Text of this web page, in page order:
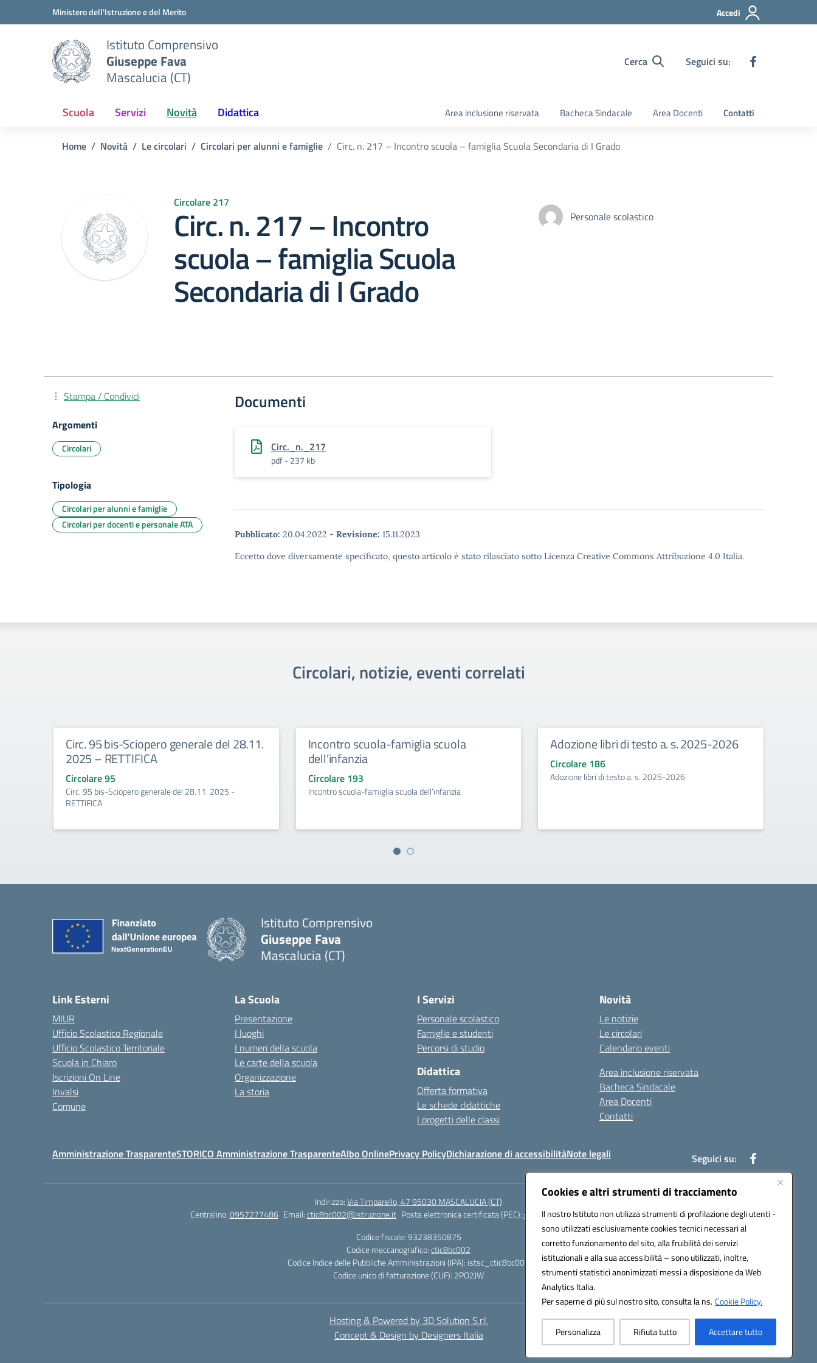
Cookies e altri strumenti di tracciamento
Il nostro Istituto non utilizza strumenti di profilazione degli utenti -
sono utilizzati esclusivamente cookies tecnici necessari al
corretto funzionamento del sito, alla fruibilità dei servizi
istituzionali e alla sua accessibilità – sono utilizzati, inoltre,
strumenti statistici anonimizzati messi a disposizione da Web
Analytics Italia.
Per saperne di più sul nostro sito, consulta la ns.Cookie Policy.
Personalizza Rifiuta tutto Accettare tutto
Vai ai contenuti
Vai al menu di navigazioneMinistero dell'Istruzione e del Merito Accedi
Istituto Comprensivo
Giuseppe Fava
Mascalucia (CT)
Cerca Seguici su:
Scuola Servizi Novità Didattica Area inclusione riservata Bacheca Sindacale Area Docenti Contatti
Home Novità Le circolari Circolari per alunni e famiglie Circ. n. 217 – Incontro scuola – famiglia Scuola Secondaria di I Grado
Circolare 217
Circ. n. 217 – Incontro
scuola – famiglia Scuola
Secondaria di I Grado
Personale scolastico
Documenti
Circ._n._217
pdf - 237 kb
Pubblicato: 20.04.2022 - Revisione: 15.11.2023
Eccetto dove diversamente specificato, questo articolo è stato rilasciato sotto Licenza Creative Commons Attribuzione 4.0 Italia.
Stampa / Condividi
Argomenti
Circolari
Tipologia
Circolari per alunni e famiglie
Circolari per docenti e personale ATA
Circolari, notizie, eventi correlati
Circ. 95 bis-Sciopero generale del 28.11.
2025 – RETTIFICA
Circolare 95
Circ. 95 bis-Sciopero generale del 28.11. 2025 -
RETTIFICA
Incontro scuola-famiglia scuola
dell’infanzia
Circolare 193
Incontro scuola-famiglia scuola dell’infanzia
Adozione libri di testo a. s. 2025-2026
Circolare 186
Adozione libri di testo a. s. 2025-2026
Istituto Comprensivo
Giuseppe Fava
Mascalucia (CT)
Link Esterni
MIUR
Ufficio Scolastico Regionale
Ufficio Scolastico Territoriale
Scuola in Chiaro
Iscrizioni On Line
Invalsi
Comune
La Scuola
Presentazione
I luoghi
I numeri della scuola
Le carte della scuola
Organizzazione
La storia
I Servizi
Personale scolastico
Famiglie e studenti
Percorsi di studio
Didattica
Offerta formativa
Le schede didattiche
I progetti delle classi
Novità
Le notizie
Le circolari
Calendario eventi
Area inclusione riservata
Bacheca Sindacale
Area Docenti
Contatti
Amministrazione TrasparenteSTORICO Amministrazione TrasparenteAlbo OnlinePrivacy PolicyDichiarazione di accessibilitàNote legali Seguici su:
Indirizzo:Via Timparello, 47 95030 MASCALUCIA (CT)
Centralino:0957277486 Email:ctic8bc002@istruzione.it Posta elettronica certificata (PEC):ctic8bc002@pec.istruzione.it
Codice fiscale: 93238350875
Codice meccanografico:ctic8bc002
Codice Indice delle Pubbliche Amministrazioni (IPA): istsc_ctic8bc002
Codice unico di fatturazione (CUF): 2PO2JW
Hosting & Powered by 3D Solution S.r.l.
Concept & Design by Designers Italia